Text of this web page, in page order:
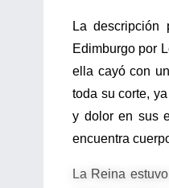
La
Edimburgo por
ella cayó con
toda su corte,
y dolor en sus
encuentra
La Reina